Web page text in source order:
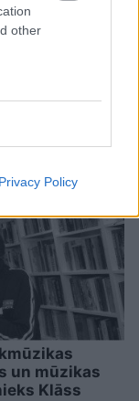
other
Privacy Policy
un mūzikas
Klāss